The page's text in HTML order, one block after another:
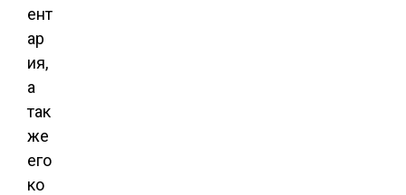
ент
ар
ия,
а
так
же
его
ко